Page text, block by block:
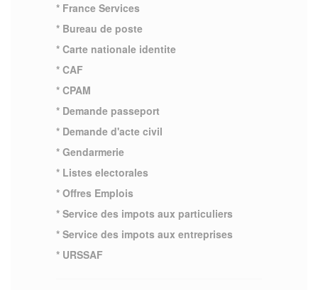
* France Services
* Bureau de poste
* Carte nationale identite
* CAF
* CPAM
* Demande passeport
* Demande d'acte civil
* Gendarmerie
* Listes electorales
* Offres Emplois
* Service des impots aux particuliers
* Service des impots aux entreprises
* URSSAF